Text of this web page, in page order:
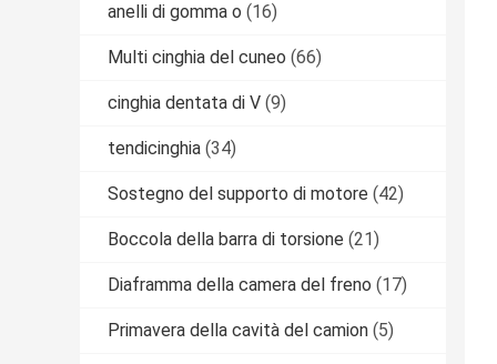
anelli di gomma o (16)
Multi cinghia del cuneo (66)
cinghia dentata di V (9)
tendicinghia (34)
Sostegno del supporto di motore (42)
Boccola della barra di torsione (21)
Diaframma della camera del freno (17)
Primavera della cavità del camion (5)